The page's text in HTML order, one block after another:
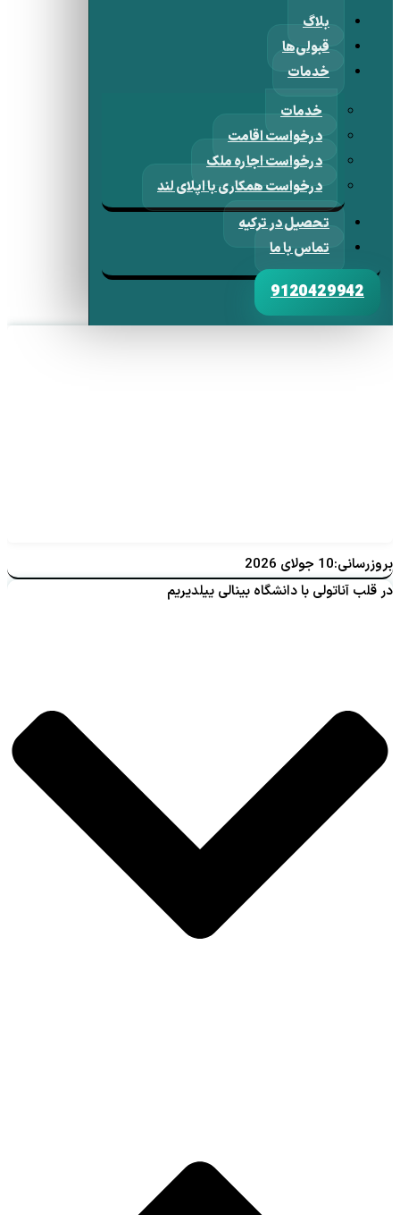
بلاگ
قبولی‌ها
خدمات
خدمات
درخواست اقامت
درخواست اجاره ملک
درخواست همکاری با اپلای لند
تحصیل در ترکیه
تماس با ما
9120429942
بروزرسانی:10 جولای 2026
در قلب آناتولی با دانشگاه بینالی ییلدیریم